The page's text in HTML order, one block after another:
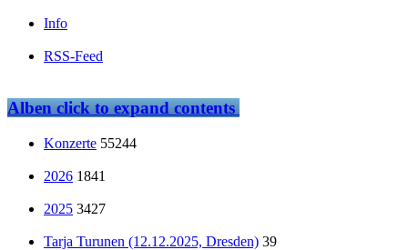
Info
RSS-Feed
Albenclick to expand contents
Konzerte 55244
2026 1841
2025 3427
Tarja Turunen (12.12.2025, Dresden) 39